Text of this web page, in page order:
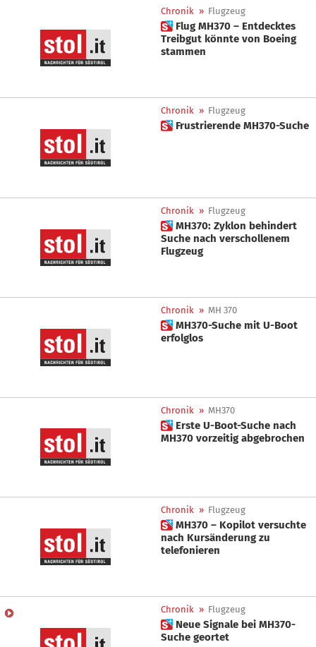
Chronik » Flugzeug
 Flug MH370 – Entdecktes
Treibgut könnte von Boeing
stammen
Chronik » Flugzeug
 Frustrierende MH370-Suche
Chronik » Flugzeug
 MH370: Zyklon behindert
Suche nach verschollenem
Flugzeug
Chronik » MH 370
 MH370-Suche mit U-Boot
erfolglos
Chronik » MH370
 Erste U-Boot-Suche nach
MH370 vorzeitig abgebrochen
Chronik » Flugzeug
 MH370 – Kopilot versuchte
nach Kursänderung zu
telefonieren
Chronik » Flugzeug
 Neue Signale bei MH370-
Suche geortet